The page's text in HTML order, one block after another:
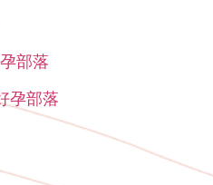
部落
孕部落